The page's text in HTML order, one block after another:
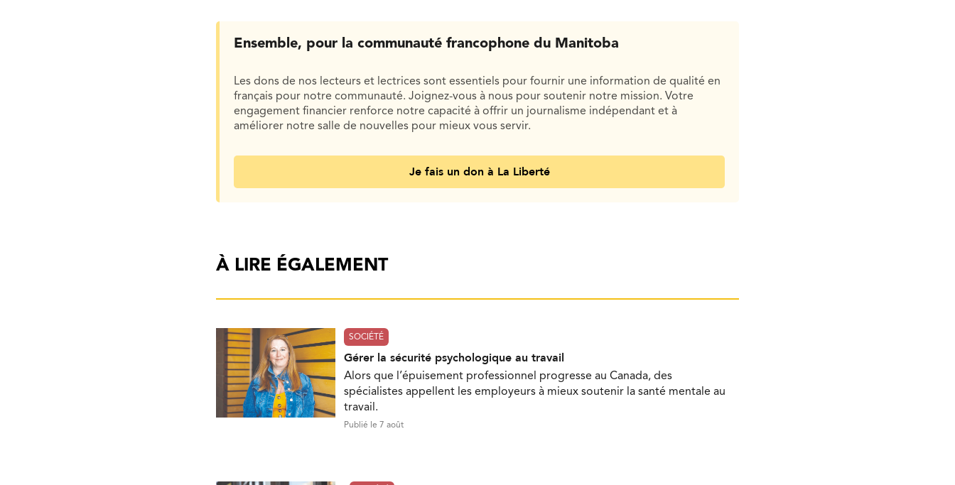
Ensemble, pour la communauté francophone du Manitoba
Les dons de nos lecteurs et lectrices sont essentiels pour fournir une information de qualité en
français pour notre communauté. Joignez-vous à nous pour soutenir notre mission. Votre
engagement financier renforce notre capacité à offrir un journalisme indépendant et à
améliorer notre salle de nouvelles pour mieux vous servir.
Je fais un don à La Liberté
À LIRE ÉGALEMENT
SOCIÉTÉ
Gérer la sécurité psychologique au travail
Alors que l’épuisement professionnel progresse au Canada, des
spécialistes appellent les employeurs à mieux soutenir la santé mentale au
travail.
Publié le 7 août